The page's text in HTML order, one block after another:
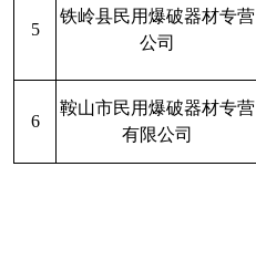
5
铁岭县民用爆破器材专营
公司
6
鞍山市民用爆破器材专营
有限公司